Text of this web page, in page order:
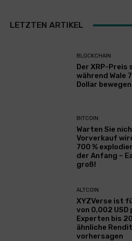
LETZTEN ARTIKEL
BLOCKCHAIN
Der XRP-Preis
während Wale
Dollar bewegen
BITCOIN
Warten Sie
Vorverkauf
700 %
der Anfang –
groß!
ALTCOIN
XYZVerse ist
von 0,002
Experten bis
ähnliche
vorhersagen